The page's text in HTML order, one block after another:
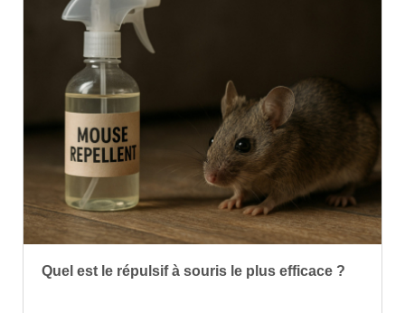
Quel est le répulsif à souris le plus efficace ?